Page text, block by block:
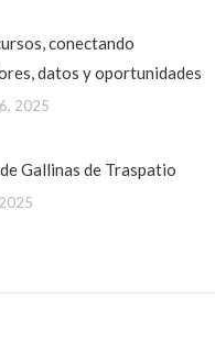
conectando
datos y oportunidades
2025
Gallinas de Traspatio